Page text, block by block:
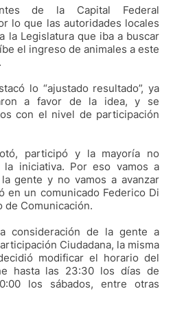
de la Capital Federal
lo que las autoridades locales
la Legislatura que iba a buscar
el ingreso de animales a este
lo “ajustado resultado”, ya
a favor de la idea, y se
con el nivel de participación
participó y la mayoría no
iniciativa. Por eso vamos a
gente y no vamos a avanzar
en un comunicado Federico Di
de Comunicación.
consideración de la gente a
Ciudadana, la misma
modificar el horario del
hasta las 23:30 los días de
los sábados, entre otras